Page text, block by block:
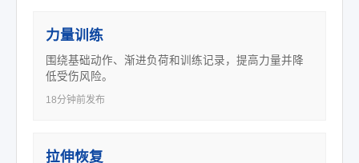
力量训练
围绕基础动作、渐进负荷和训练记录，提高力量并降
低受伤风险。
18分钟前发布
拉伸恢复